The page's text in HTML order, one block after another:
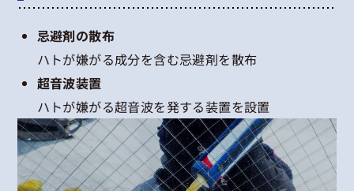
忌避剤の散布
ハトが嫌がる成分を含む忌避剤を散布
超音波装置
ハトが嫌がる超音波を発する装置を設置